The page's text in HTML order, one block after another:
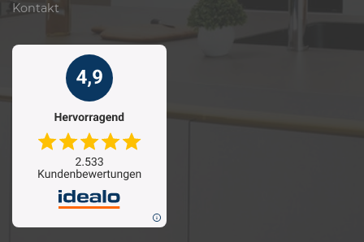
Kontakt